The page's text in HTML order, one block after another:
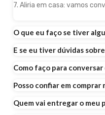
7. Aliria em casa: vamos
O que eu faço se tiver
E se eu tiver dúvidas
Como faço para
Posso confiar em comprar
Quem vai entregar o meu